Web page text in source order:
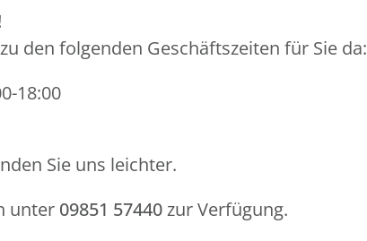
den folgenden Geschäftszeiten für Sie da:
18:00
Sie uns leichter.
unter 09851 57440zur Verfügung.